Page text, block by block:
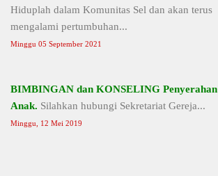
Hiduplah dalam Komunitas Sel dan akan terus
mengalami pertumbuhan...
Minggu 05 September 2021
BIMBINGAN dan KONSELING Penyerahan
Anak. Silahkan hubungi Sekretariat Gereja...
Minggu, 12 Mei 2019